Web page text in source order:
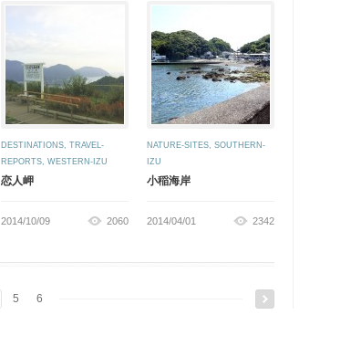
DESTINATIONS, TRAVEL-
REPORTS, WESTERN-IZU
恋人岬
2014/10/09 2060
NATURE-SITES, SOUTHERN-
IZU
小稲海岸
2014/04/01 2342
5 6